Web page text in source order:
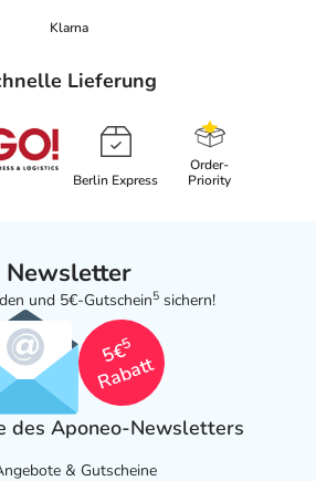
Klarna
Lieferung
Berlin Express
Order-
Priority
Newsletter
und 5€-Gutschein5 sichern!
5€
5
Rabatt
des Aponeo-Newsletters
& Gutscheine